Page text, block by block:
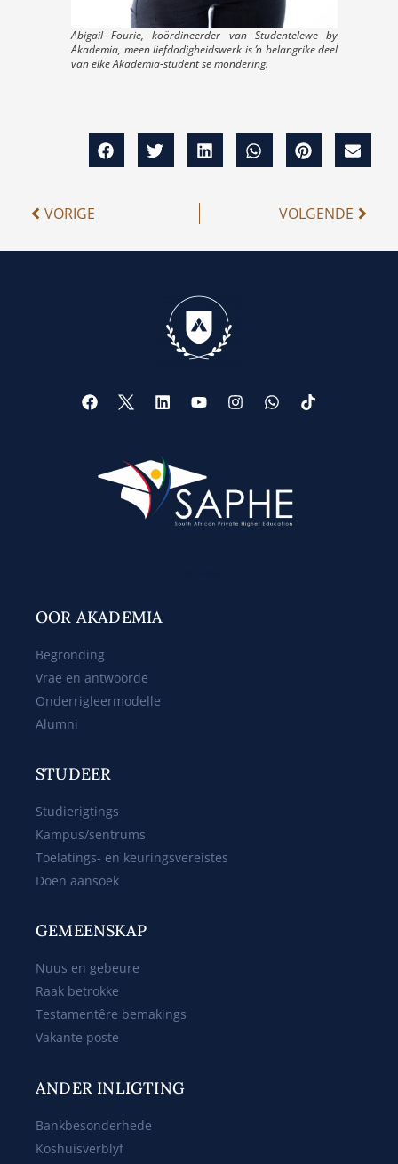
Abigail Fourie, koördineerder van Studentelewe by
Akademia, meen liefdadigheidswerk is ŉ belangrike deel
van elke Akademia-student se mondering.
VORIGE VOLGENDE
OOR AKADEMIA
Begronding
Vrae en antwoorde
Onderrigleermodelle
Alumni
STUDEER
Studierigtings
Kampus/sentrums
Toelatings- en keuringsvereistes
Doen aansoek
GEMEENSKAP
Nuus en gebeure
Raak betrokke
Testamentêre bemakings
Vakante poste
ANDER INLIGTING
Bankbesonderhede
Koshuisverblyf